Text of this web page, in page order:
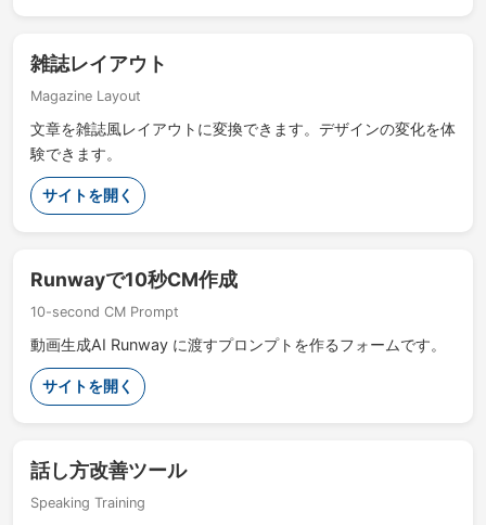
雑誌レイアウト
Magazine Layout
文章を雑誌風レイアウトに変換できます。デザインの変化を体
験できます。
サイトを開く
Runwayで10秒CM作成
10-second CM Prompt
動画生成AI Runway に渡すプロンプトを作るフォームです。
サイトを開く
話し方改善ツール
Speaking Training